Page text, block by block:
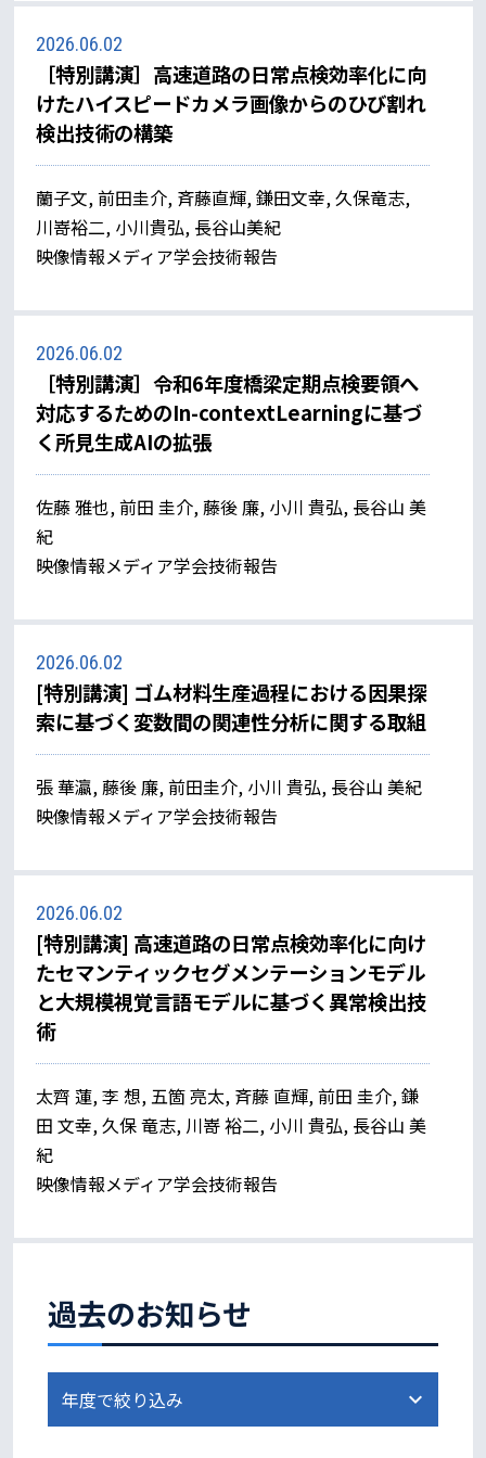
過去のお知らせ
2026.06.02
［特別講演］高速道路の日常点検効率化に向
けたハイスピードカメラ画像からのひび割れ
検出技術の構築
蘭子文, 前田圭介, 斉藤直輝, 鎌田文幸, 久保竜志,
川嵜裕二, 小川貴弘, 長谷山美紀
映像情報メディア学会技術報告
2026.06.02
［特別講演］令和6年度橋梁定期点検要領へ
対応するためのIn-contextLearningに基づ
く所見生成AIの拡張
佐藤 雅也, 前田 圭介, 藤後 廉, 小川 貴弘, 長谷山 美
紀
映像情報メディア学会技術報告
2026.06.02
[特別講演] ゴム材料生産過程における因果探
索に基づく変数間の関連性分析に関する取組
張 華瀛, 藤後 廉, 前田圭介, 小川 貴弘, 長谷山 美紀
映像情報メディア学会技術報告
2026.06.02
[特別講演] 高速道路の日常点検効率化に向け
たセマンティックセグメンテーションモデル
と大規模視覚言語モデルに基づく異常検出技
術
太齊 蓮, 李 想, 五箇 亮太, 斉藤 直輝, 前田 圭介, 鎌
田 文幸, 久保 竜志, 川嵜 裕二, 小川 貴弘, 長谷山 美
紀
映像情報メディア学会技術報告